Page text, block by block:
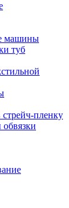
машины
туб
пленку